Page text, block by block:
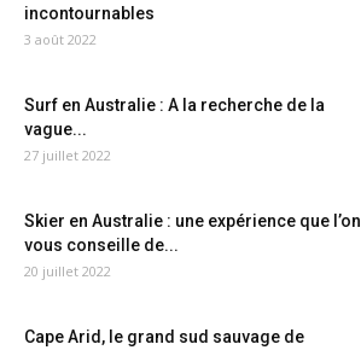
incontournables
3 août 2022
Surf en Australie : A la recherche de la
vague...
27 juillet 2022
Skier en Australie : une expérience que l’on
vous conseille de...
20 juillet 2022
Cape Arid, le grand sud sauvage de